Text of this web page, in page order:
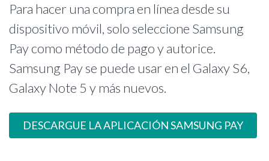
Para hacer una compra en línea desde su
dispositivo móvil, solo seleccione Samsung
Pay como método de pago y autorice.
Samsung Pay se puede usar en el Galaxy S6,
Galaxy Note 5 y más nuevos.
DESCARGUE LA APLICACIÓN SAMSUNG PAY